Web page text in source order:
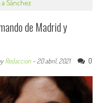
Sánchez
de Madrid y
Redaccion- 20 abril, 2021 0